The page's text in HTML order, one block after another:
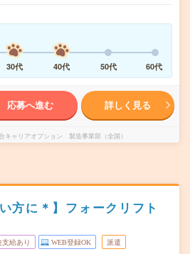
30代 40代 50代 60代
応募へ進む 詳しく見る
キャリアオプション 製造事業部（全国）
方に＊】フォークリフト
給あり WEB登録OK 派遣